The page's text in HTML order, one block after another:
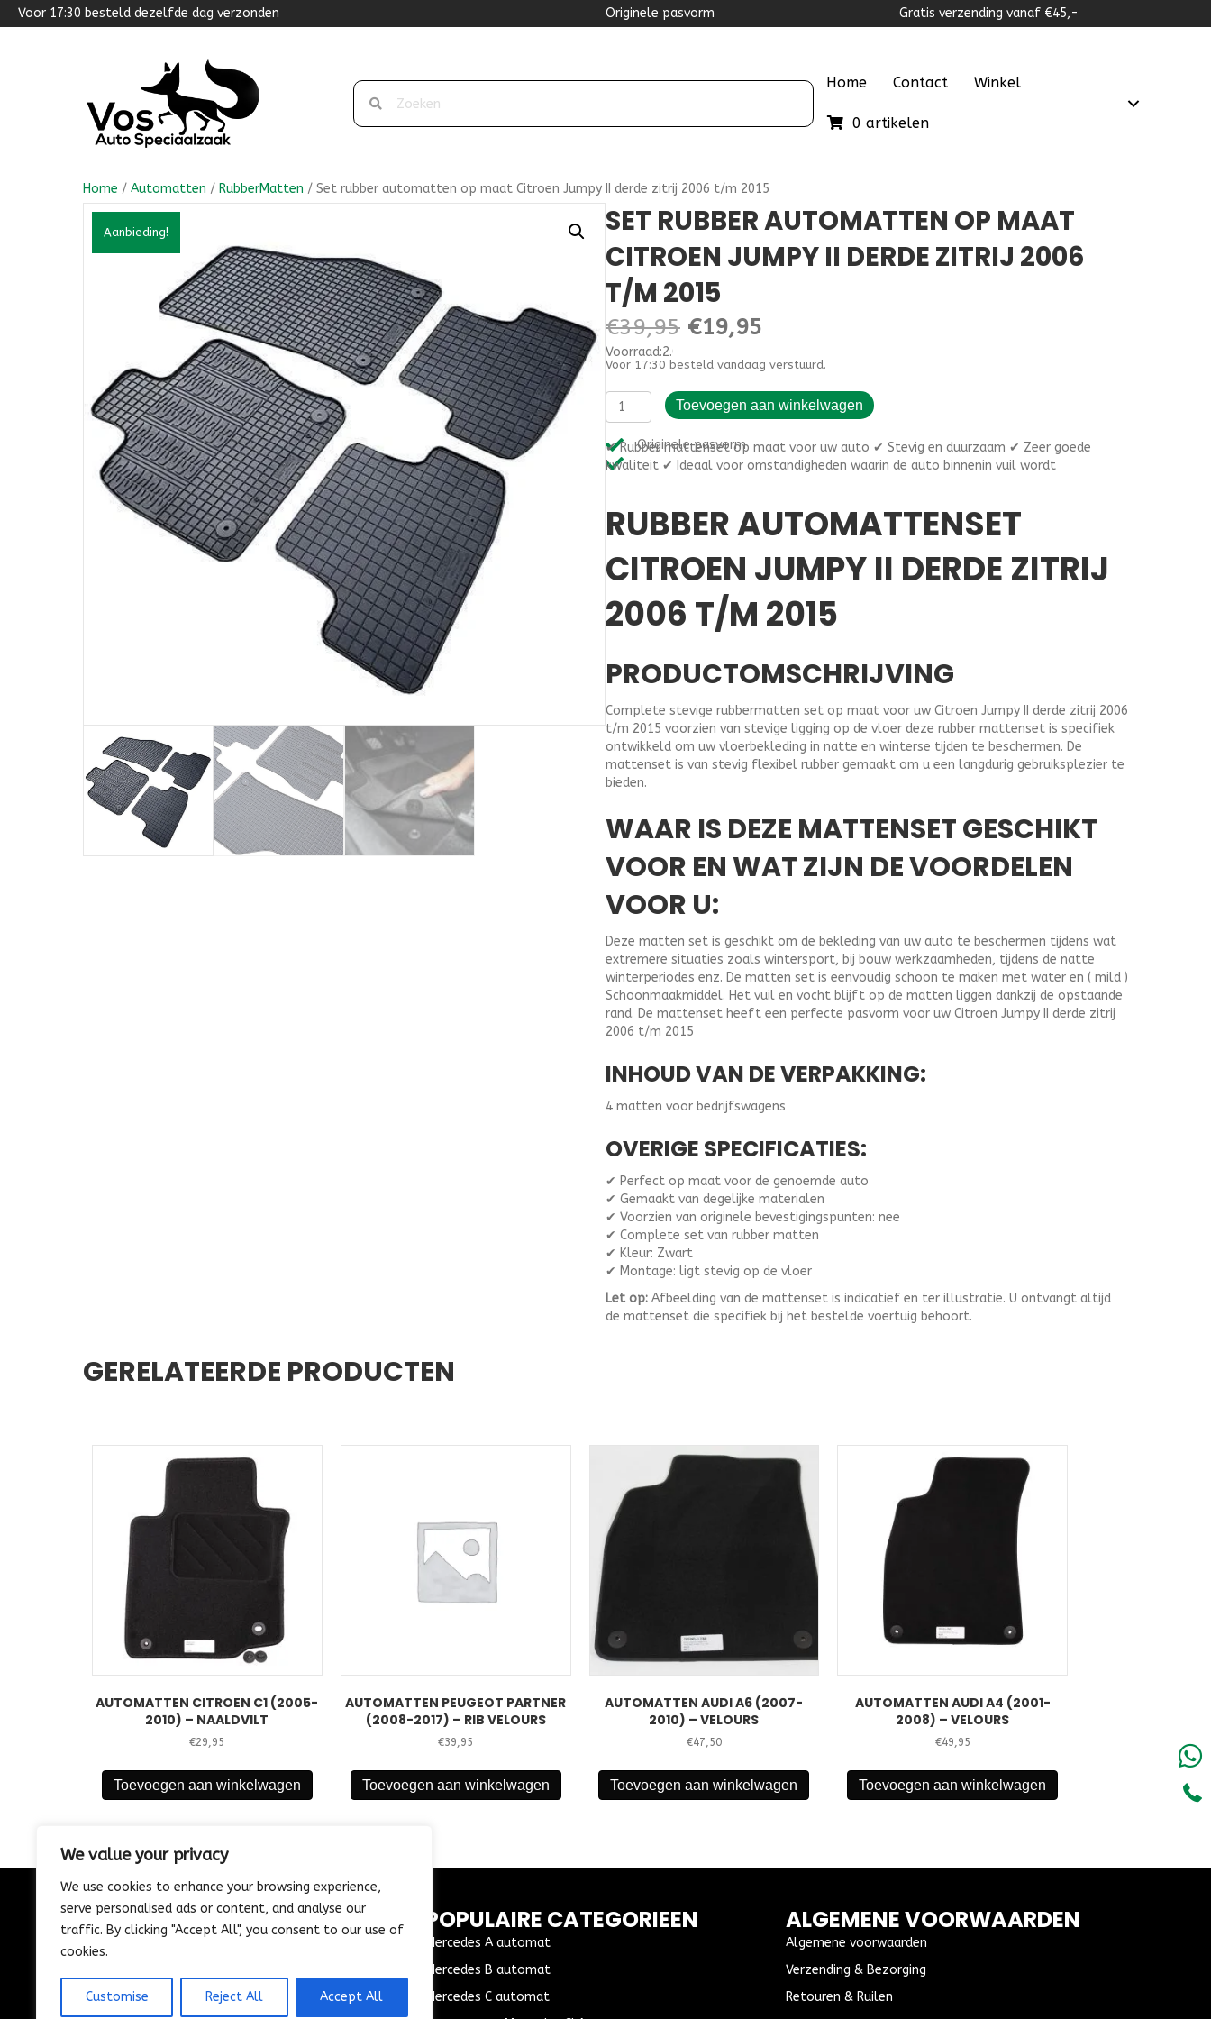
We value your privacy
We use cookies to enhance your browsing experience,
serve personalised ads or content, and analyse our
traffic. By clicking "Accept All", you consent to our use of
cookies.
Customise Reject All Accept All
Voor 17:30 besteld dezelfde dag verzonden Originele pasvorm Gratis verzending vanaf €45,-
Home Contact Winkel
0 artikelen
Home / Automatten / RubberMatten / Set rubber automatten op maat Citroen Jumpy II derde zitrij 2006 t/m 2015
Aanbieding!
SET RUBBER AUTOMATTEN OP MAAT
CITROEN JUMPY II DERDE ZITRIJ 2006
T/M 2015
€39,95 Oorspronkelijke
prijs
was:
€39,95.
€19,95
prijs
is:
€19,95.
Voorraad:2.000000
Voor 17:30 besteld vandaag verstuurd.
Set
rubber
automatten
op
maat
zitrij
2006
t/m
2015
Toevoegen aan winkelwagen
Originele pasvorm
✔ Rubber mattenset op maat voor uw auto ✔ Stevig en duurzaam ✔ Zeer goede
kwaliteit ✔ Ideaal voor omstandigheden waarin de auto binnenin vuil wordt
RUBBER AUTOMATTENSET
CITROEN JUMPY II DERDE ZITRIJ
2006 T/M 2015
PRODUCTOMSCHRIJVING
Complete stevige rubbermatten set op maat voor uw Citroen Jumpy II derde zitrij 2006
t/m 2015 voorzien van stevige ligging op de vloer deze rubber mattenset is specifiek
ontwikkeld om uw vloerbekleding in natte en winterse tijden te beschermen. De
mattenset is van stevig flexibel rubber gemaakt om u een langdurig gebruiksplezier te
bieden.
WAAR IS DEZE MATTENSET GESCHIKT
VOOR EN WAT ZIJN DE VOORDELEN
VOOR U:
Deze matten set is geschikt om de bekleding van uw auto te beschermen tijdens wat
extremere situaties zoals wintersport, bij bouw werkzaamheden, tijdens de natte
winterperiodes enz. De matten set is eenvoudig schoon te maken met water en ( mild )
Schoonmaakmiddel. Het vuil en vocht blijft op de matten liggen dankzij de opstaande
rand. De mattenset heeft een perfecte pasvorm voor uw Citroen Jumpy II derde zitrij
2006 t/m 2015
INHOUD VAN DE VERPAKKING:
4 matten voor bedrijfswagens
OVERIGE SPECIFICATIES:
✔ Perfect op maat voor de genoemde auto
✔ Gemaakt van degelijke materialen
✔ Voorzien van originele bevestigingspunten: nee
✔ Complete set van rubber matten
✔ Kleur: Zwart
✔ Montage: ligt stevig op de vloer
Let op: Afbeelding van de mattenset is indicatief en ter illustratie. U ontvangt altijd
de mattenset die specifiek bij het bestelde voertuig behoort.
GERELATEERDE PRODUCTEN
AUTOMATTEN CITROEN C1 (2005-
2010) – NAALDVILT
€29,95
Toevoegen aan winkelwagen
AUTOMATTEN PEUGEOT PARTNER
(2008-2017) – RIB VELOURS
€39,95
Toevoegen aan winkelwagen
AUTOMATTEN AUDI A6 (2007-
2010) – VELOURS
€47,50
Toevoegen aan winkelwagen
AUTOMATTEN AUDI A4 (2001-
2008) – VELOURS
€49,95
Toevoegen aan winkelwagen
CONTACT
085-1302975
Nijverheidstraat 21
Wijk en Aalburg
POPULAIRE CATEGORIEEN
Mercedes A automat
Mercedes B automat
Mercedes C automat
ALGEMENE VOORWAARDEN
Algemene voorwaarden
Verzending & Bezorging
Retouren & Ruilen